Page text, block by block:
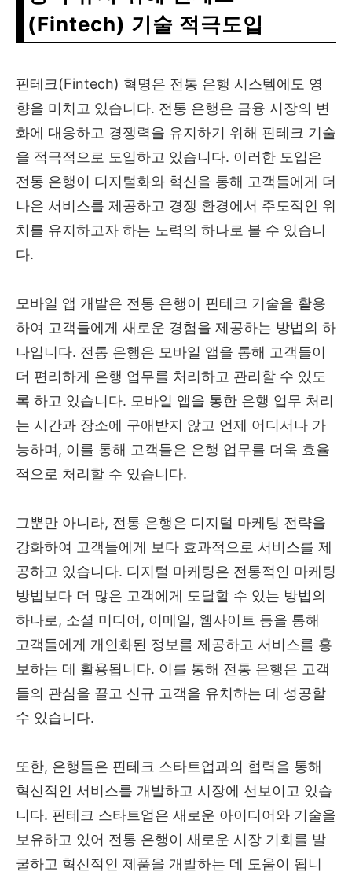
(Fintech) 기술 적극도입
핀테크(Fintech) 혁명은 전통 은행 시스템에도 영
향을 미치고 있습니다. 전통 은행은 금융 시장의 변
화에 대응하고 경쟁력을 유지하기 위해 핀테크 기술
을 적극적으로 도입하고 있습니다. 이러한 도입은
전통 은행이 디지털화와 혁신을 통해 고객들에게 더
나은 서비스를 제공하고 경쟁 환경에서 주도적인 위
치를 유지하고자 하는 노력의 하나로 볼 수 있습니
다.
모바일 앱 개발은 전통 은행이 핀테크 기술을 활용
하여 고객들에게 새로운 경험을 제공하는 방법의 하
나입니다. 전통 은행은 모바일 앱을 통해 고객들이
더 편리하게 은행 업무를 처리하고 관리할 수 있도
록 하고 있습니다. 모바일 앱을 통한 은행 업무 처리
는 시간과 장소에 구애받지 않고 언제 어디서나 가
능하며, 이를 통해 고객들은 은행 업무를 더욱 효율
적으로 처리할 수 있습니다.
그뿐만 아니라, 전통 은행은 디지털 마케팅 전략을
강화하여 고객들에게 보다 효과적으로 서비스를 제
공하고 있습니다. 디지털 마케팅은 전통적인 마케팅
방법보다 더 많은 고객에게 도달할 수 있는 방법의
하나로, 소셜 미디어, 이메일, 웹사이트 등을 통해
고객들에게 개인화된 정보를 제공하고 서비스를 홍
보하는 데 활용됩니다. 이를 통해 전통 은행은 고객
들의 관심을 끌고 신규 고객을 유치하는 데 성공할
수 있습니다.
또한, 은행들은 핀테크 스타트업과의 협력을 통해
혁신적인 서비스를 개발하고 시장에 선보이고 있습
니다. 핀테크 스타트업은 새로운 아이디어와 기술을
보유하고 있어 전통 은행이 새로운 시장 기회를 발
굴하고 혁신적인 제품을 개발하는 데 도움이 됩니